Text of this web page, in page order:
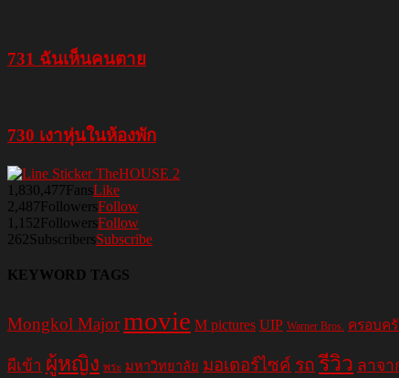
731 ฉันเห็นคนตาย
730 เงาหุ่นในห้องพัก
1,830,477FansLike
2,487FollowersFollow
1,152FollowersFollow
262SubscribersSubscribe
KEYWORD TAGS
Mongkol Majormovie M pictures UIP Warner Bros. ครอบค
ผีเข้า ผู้หญิง พระ มหาวิทยาลัย มอเตอร์ไซค์ รถ รีวิว ลาจา